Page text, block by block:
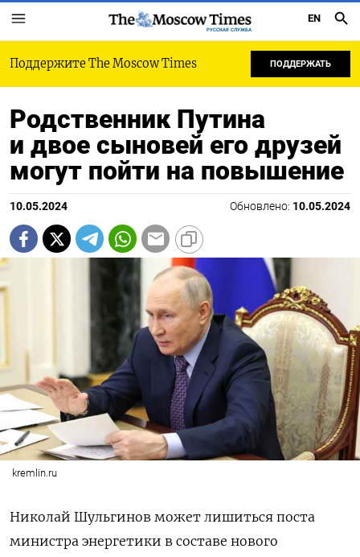
РУССКАЯ СЛУЖБА
EN
Поддержите The Moscow Times ПОДДЕРЖАТЬ
Родственник Путина
и двое сыновей его друзей
могут пойти на повышение
10.05.2024 Обновлено: 10.05.2024
kremlin.ru
Николай Шульгинов может лишиться поста
министра энергетики в составе нового